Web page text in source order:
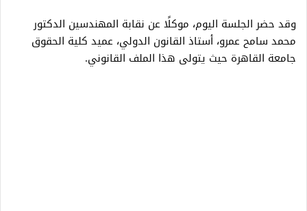
وقد حضر الجلسة اليوم، موكلًا عن نقابة المهندسين الدكتور
محمد سامح عمرو، أستاذ القانون الدولي، عميد كلية الحقوق
جامعة القاهرة حيث يتولى هذا الملف القانوني.